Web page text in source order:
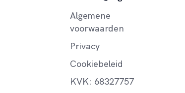
Algemene
voorwaarden
Privacy
Cookiebeleid
KVK: 68327757